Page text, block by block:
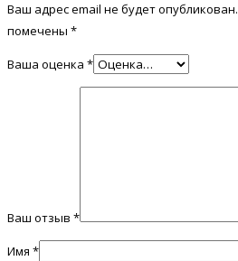
Ваш адрес email не будет опубликован.
помечены *
Ваша оценка *
Ваш отзыв *
Имя *